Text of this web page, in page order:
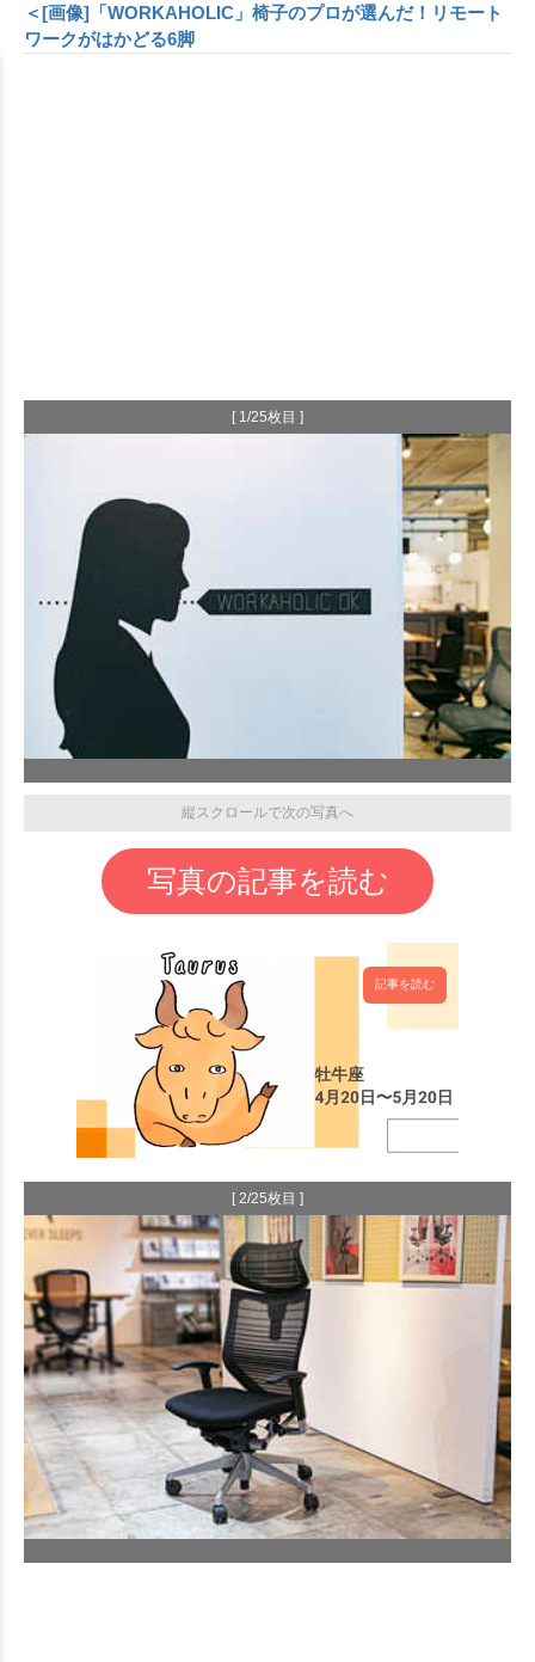
＜[画像]「WORKAHOLIC」椅子のプロが選んだ！リモート
ワークがはかどる6脚
[ 1/25枚目 ]
縦スクロールで次の写真へ
写真の記事を読む
記事を読む
[ 2/25枚目 ]